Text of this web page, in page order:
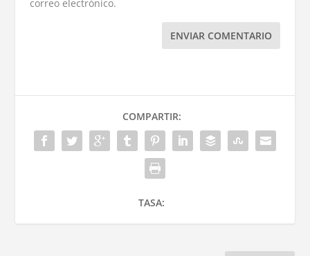
correo electrónico.
ENVIAR COMENTARIO
COMPARTIR:
TASA: